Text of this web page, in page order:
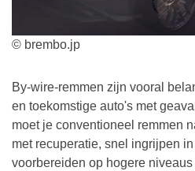
© brembo.jp
By-wire-remmen zijn vooral
en toekomstige auto's met
moet je conventioneel remmen
met recuperatie, snel ingrijpen
voorbereiden op hogere